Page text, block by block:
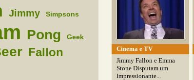
Jimmy Simpsons
Pong Geek
Fallon
Cinema e TV
Jimmy Fallon e Emma
Stone Disputam um
Impressionante...